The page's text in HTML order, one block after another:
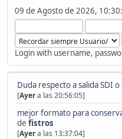
09 de Agosto de 2026,
Login with username,
Duda respecto a salida SDI
[Ayera las 20:56:05]
mejor formato para
de fistros
[Ayera las 13:37:04]